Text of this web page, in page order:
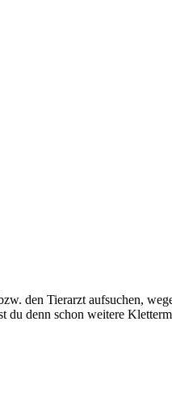
den Tierarzt aufsuchen,
du denn schon weitere